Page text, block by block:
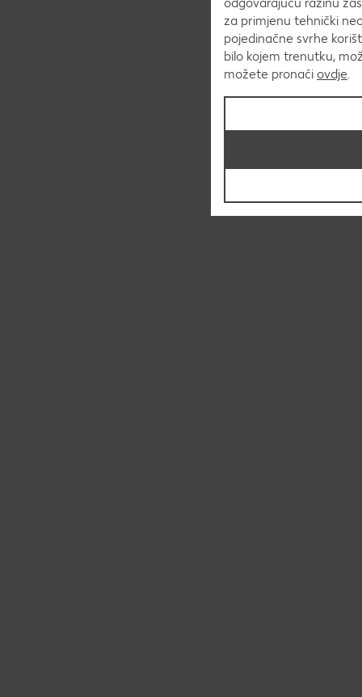
za primjenu tehnički
pojedinačne svrhe
bilo kojem trenutku,
možete pronaći ovdje.